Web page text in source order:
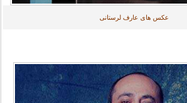
عکس های عارف لرستانی